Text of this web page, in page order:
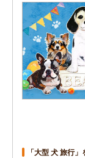
「大型 犬 旅行